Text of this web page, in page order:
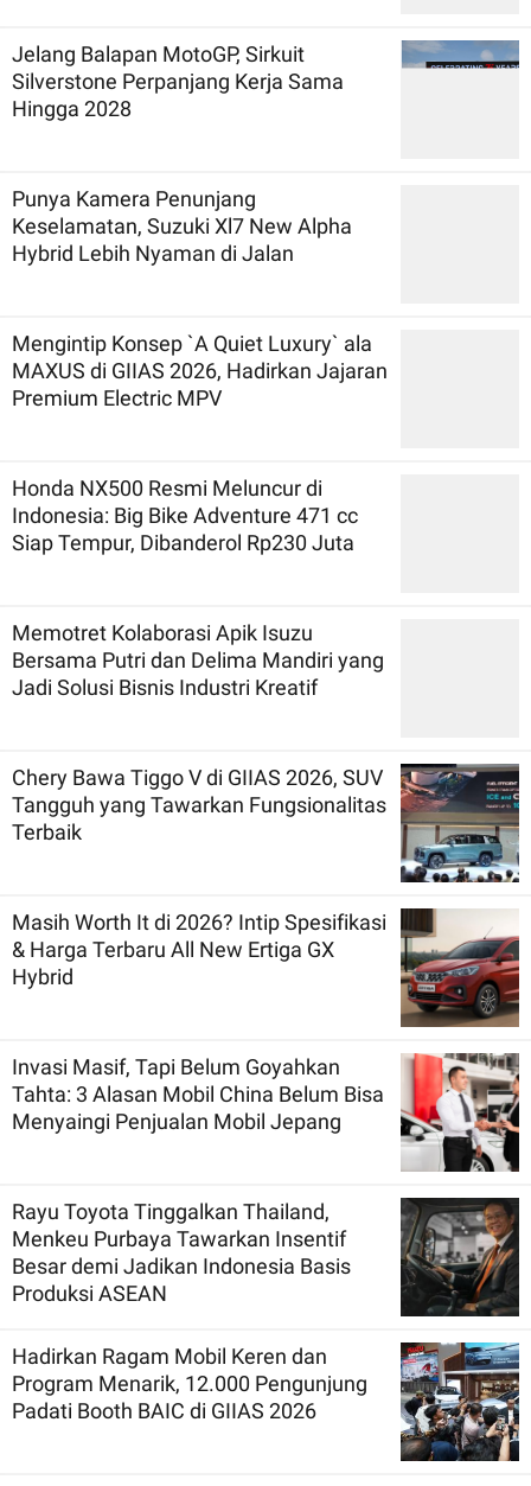
Jelang Balapan MotoGP, Sirkuit
Silverstone Perpanjang Kerja Sama
Hingga 2028
Punya Kamera Penunjang
Keselamatan, Suzuki Xl7 New Alpha
Hybrid Lebih Nyaman di Jalan
Mengintip Konsep `A Quiet Luxury` ala
MAXUS di GIIAS 2026, Hadirkan Jajaran
Premium Electric MPV
Honda NX500 Resmi Meluncur di
Indonesia: Big Bike Adventure 471 cc
Siap Tempur, Dibanderol Rp230 Juta
Memotret Kolaborasi Apik Isuzu
Bersama Putri dan Delima Mandiri yang
Jadi Solusi Bisnis Industri Kreatif
Chery Bawa Tiggo V di GIIAS 2026, SUV
Tangguh yang Tawarkan Fungsionalitas
Terbaik
Masih Worth It di 2026? Intip Spesifikasi
& Harga Terbaru All New Ertiga GX
Hybrid
Invasi Masif, Tapi Belum Goyahkan
Tahta: 3 Alasan Mobil China Belum Bisa
Menyaingi Penjualan Mobil Jepang
Rayu Toyota Tinggalkan Thailand,
Menkeu Purbaya Tawarkan Insentif
Besar demi Jadikan Indonesia Basis
Produksi ASEAN
Hadirkan Ragam Mobil Keren dan
Program Menarik, 12.000 Pengunjung
Padati Booth BAIC di GIIAS 2026